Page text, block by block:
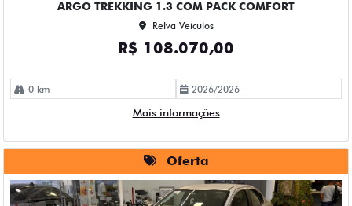
ARGO TREKKING 1.3 COM PACK COMFORT
Relva Veículos
R$ 108.070,00
0 km 2026/2026
Mais informações
Oferta